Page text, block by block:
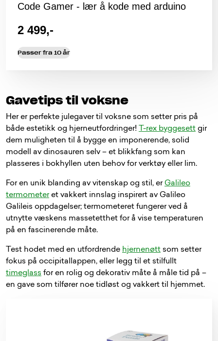
Code Gamer - lær å kode med arduino
2 499,-
Passer fra 10 år
Gavetips til voksne
Her er perfekte julegaver til voksne som setter pris på
både estetikk og hjerneutfordringer!
T-rex byggesett gir
dem muligheten til å bygge en imponerende, solid
modell av dinosauren selv – et blikkfang som kan
plasseres i bokhyllen uten behov for verktøy eller lim.
For en unik blanding av vitenskap og stil, er Galileo
termometeret vakkert innslag inspirert av Galileo
Galileis oppdagelser; termometeret fungerer ved å
utnytte væskens massetetthet for å vise temperaturen
på en fascinerende måte.
Test hodet med en utfordrende hjernenøtt som setter
fokus på occipitallappen, eller legg til et stilfullt
timeglass for en rolig og dekorativ måte å måle tid på –
en gave som tilfører noe tidløst og vakkert til hjemmet.